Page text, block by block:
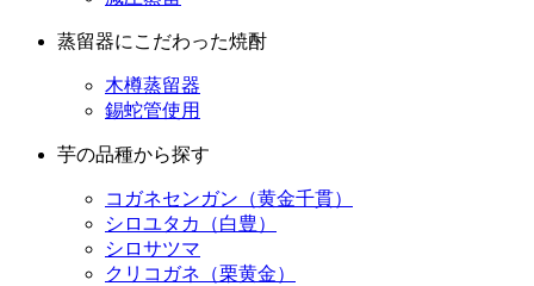
蒸留器にこだわった焼酎
木樽蒸留器
錫蛇管使用
芋の品種から探す
コガネセンガン（黄金千貫）
シロユタカ（白豊）
シロサツマ
クリコガネ（栗黄金）